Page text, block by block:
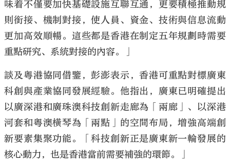
味着不僅要加快基礎設施互聯互通，更要積極推動規
則銜接、機制對接，使人員、資金、技術與信息流動
更加高效順暢。這些都是香港在制定五年規劃時需要
重點研究、系統對接的內容。」
談及粵港協同借鑒，彭澎表示，香港可重點對標廣東
科創與產業協同發展經驗。他指出，廣東已明確提出
以廣深港和廣珠澳科技創新走廊為「兩廊」、以深港
河套和粵澳橫琴為「兩點」的空間布局，增強高端創
新要素集聚功能。「科技創新正是廣東新一輪發展的
核心動力，也是香港當前需要補強的環節。」